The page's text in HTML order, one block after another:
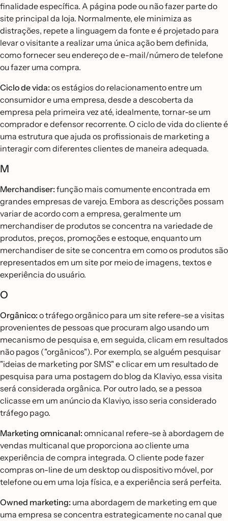
finalidade específica. A página pode ou não fazer parte do
site principal da loja. Normalmente, ele minimiza as
distrações, repete a linguagem da fonte e é projetado para
levar o visitante a realizar uma única ação bem definida,
como fornecer seu endereço de e-mail/número de telefone
ou fazer uma compra.
Ciclo de vida:os estágios do relacionamento entre um
consumidor e uma empresa, desde a descoberta da
empresa pela primeira vez até, idealmente, tornar-se um
comprador e defensor recorrente. O ciclo de vida do cliente é
uma estrutura que ajuda os profissionais de marketing a
interagir com diferentes clientes de maneira adequada.
M
Merchandiser:função mais comumente encontrada em
grandes empresas de varejo. Embora as descrições possam
variar de acordo com a empresa, geralmente um
merchandiser de produtos se concentra na variedade de
produtos, preços, promoções e estoque, enquanto um
merchandiser de site se concentra em como os produtos são
representados em um site por meio de imagens, textos e
experiência do usuário.
O
Orgânico:o tráfego orgânico para um site refere-se a visitas
provenientes de pessoas que procuram algo usando um
mecanismo de pesquisa e, em seguida, clicam em resultados
não pagos ("orgânicos"). Por exemplo, se alguém pesquisar
"ideias de marketing por SMS" e clicar em um resultado de
pesquisa para uma postagem do blog da Klaviyo, essa visita
será considerada orgânica. Por outro lado, se a pessoa
clicasse em um anúncio da Klaviyo, isso seria considerado
tráfego pago.
Marketing omnicanal:omnicanal refere-se à abordagem de
vendas multicanal que proporciona ao cliente uma
experiência de compra integrada. O cliente pode fazer
compras on-line de um desktop ou dispositivo móvel, por
telefone ou em uma loja física, e a experiência será perfeita.
Owned marketing: uma abordagem de marketing em que
uma empresa se concentra estrategicamente no canal que